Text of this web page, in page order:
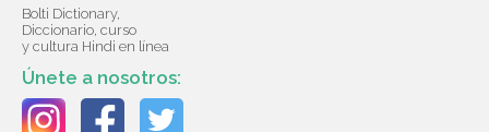
Bolti Dictionary,
Diccionario, curso
y cultura Hindi en línea
Únete a nosotros: